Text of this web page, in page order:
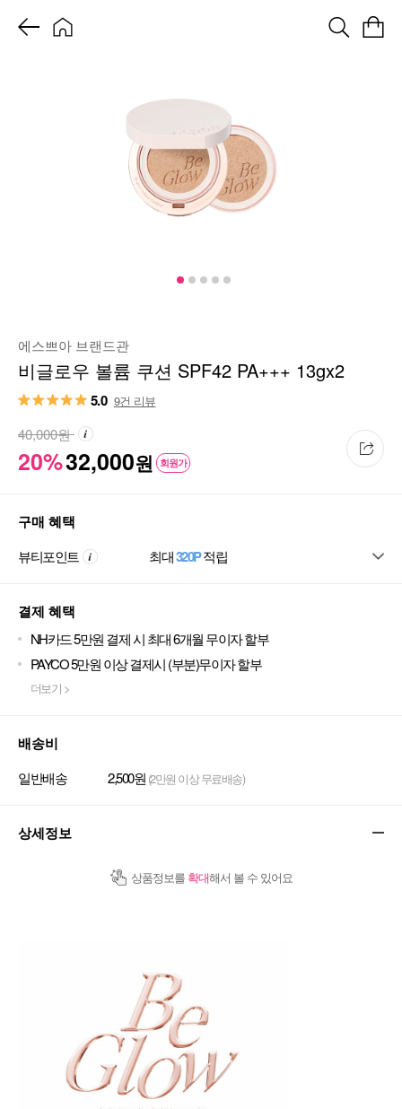
에스쁘아 브랜드관
비글로우 볼륨 쿠션 SPF42 PA+++ 13gx2
5.0 9건 리뷰
20%32,000원 회원가
40,000원
구매 혜택
뷰티포인트 최대320P적립
결제 혜택
NH카드 5만원 결제 시 최대 6개월 무이자 할부
PAYCO 5만원 이상 결제시 (부분)무이자 할부
더보기 >
배송비
일반배송 2,500원 (2만원 이상 무료배송)
상세정보
상품정보를 확대해서 볼 수 있어요